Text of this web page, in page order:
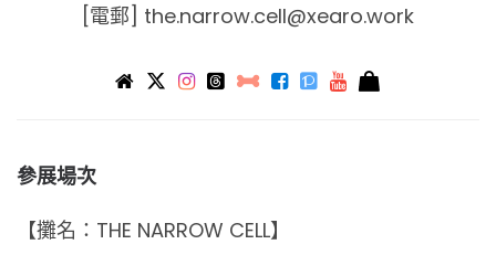
[電郵] the.narrow.cell@xearo.work
參展場次
【攤名：THE NARROW CELL】